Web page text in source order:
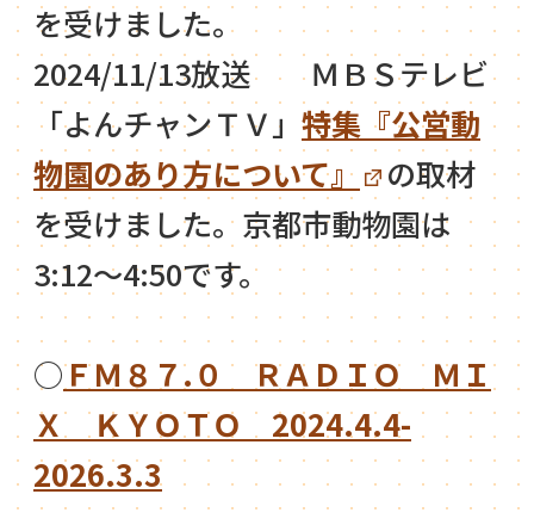
を受けました。
2024/11/13放送 ＭＢＳテレビ
「よんチャンＴＶ」 特集『公営動
物園のあり方について』
の取材
を受けました。京都市動物園は
3:12～4:50です。
○ＦＭ８７.０ ＲＡＤＩＯ ＭＩ
Ｘ ＫＹＯＴＯ 2024.4.4-
2026.3.3